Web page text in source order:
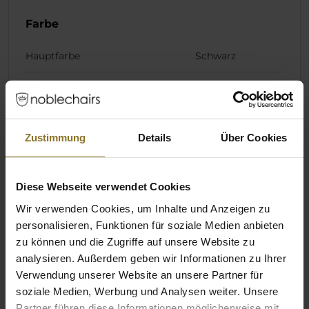
Zustimmung Details Über Cookies
Diese Webseite verwendet Cookies
Wir verwenden Cookies, um Inhalte und Anzeigen zu
personalisieren, Funktionen für soziale Medien anbieten
zu können und die Zugriffe auf unsere Website zu
analysieren. Außerdem geben wir Informationen zu Ihrer
Verwendung unserer Website an unsere Partner für
soziale Medien, Werbung und Analysen weiter. Unsere
Farbe
Hauptfarbe Schwarz
Material
Produktserie
Produktserie / -familie Kissen Set